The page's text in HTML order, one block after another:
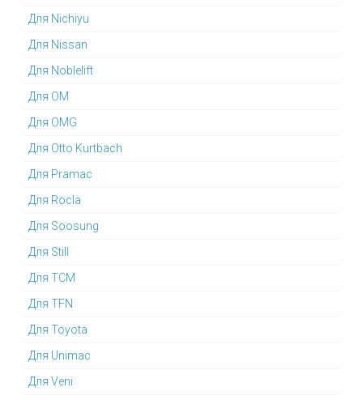
Для Nichiyu
Для Nissan
Для Noblelift
Для OM
Для OMG
Для Otto Kurtbach
Для Pramac
Для Rocla
Для Soosung
Для Still
Для TCM
Для TFN
Для Toyota
Для Unimac
Для Veni